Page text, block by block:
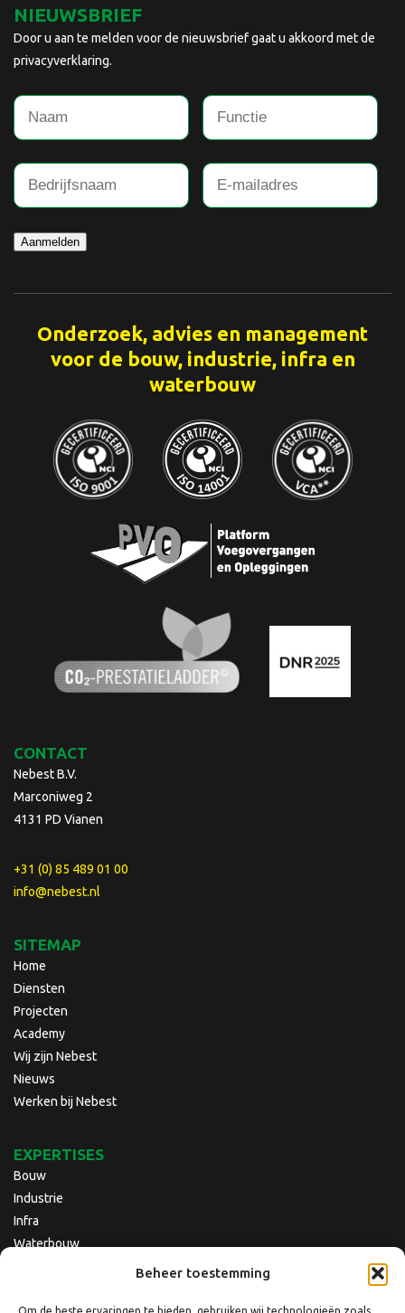
Beheer toestemming
NIEUWSBRIEF
Door u aan te melden voor de nieuwsbrief gaat u akkoord met de
privacyverklaring.
Aanmelden
Onderzoek, advies en management
voor de bouw, industrie, infra en
waterbouw
CONTACT
Nebest B.V.
Marconiweg 2
4131 PD Vianen
+31 (0) 85 489 01 00
info@nebest.nl
SITEMAP
Home
Diensten
Projecten
Academy
Wij zijn Nebest
Nieuws
Werken bij Nebest
EXPERTISES
Bouw
Industrie
Infra
Waterbouw